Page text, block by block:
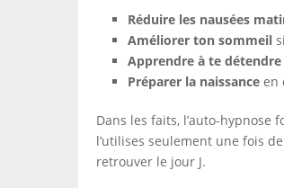
Réduire les nausées
Améliorer ton sommeil
Apprendre à te détendre
Préparer la naissance en
Dans les faits, l’auto-
l’utilises seulement une fois
retrouver le jour J.